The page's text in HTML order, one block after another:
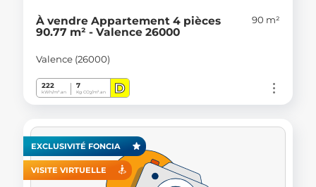
À vendre Appartement 4 pièces
90.77 m² - Valence 26000
90 m²
Valence (26000)
222
kWh/m².an
7
Kg CO2/m².an D
EXCLUSIVITÉ FONCIA
VISITE VIRTUELLE